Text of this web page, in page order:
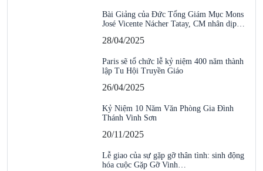
Bài Giảng của Đức Tổng Giám Mục Mons
José Vicente Nácher Tatay, CM nhân dịp…
28/04/2025
Paris sẽ tổ chức lễ kỷ niệm 400 năm thành
lập Tu Hội Truyền Giáo
26/04/2025
Kỷ Niệm 10 Năm Văn Phòng Gia Đình
Thánh Vinh Sơn
20/11/2025
Lễ giao của sự gặp gỡ thân tình: sinh động
hóa cuộc Gặp Gỡ Vinh…